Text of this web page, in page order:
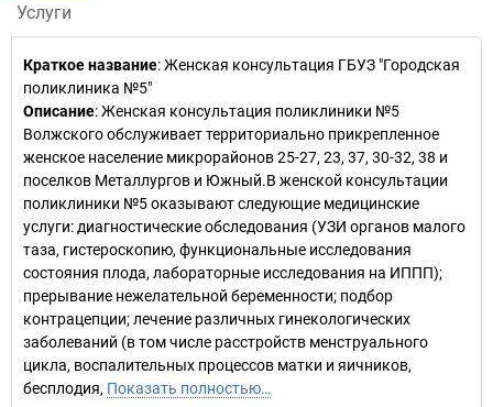
Услуги
Краткое название:Женская консультация ГБУЗ "Городская
поликлиника №5"
Описание: Женская консультация поликлиники №5
Волжского обслуживает территориально прикрепленное
женское население микрорайонов 25-27, 23, 37, 30-32, 38 и
поселков Металлургов и Южный.В женской консультации
поликлиники №5 оказывают следующие медицинские
услуги: диагностические обследования (УЗИ органов малого
таза, гистероскопию, функциональные исследования
состояния плода, лабораторные исследования на ИППП);
прерывание нежелательной беременности; подбор
контрацепции; лечение различных гинекологических
заболеваний (в том числе расстройств менструального
цикла, воспалительных процессов матки и яичников,
бесплодия, Показать полностью…